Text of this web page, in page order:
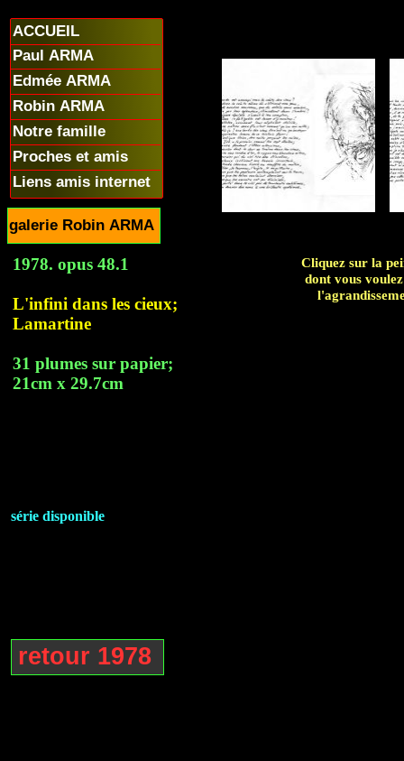
Cliquez sur la
dont vous
1978. opus 48.1
L'infini dans les cieux;
Lamartine
31 plumes sur papier;
21cm x 29.7cm
série disponible
retour 1978
ACCUEIL
Paul ARMA
Edmée ARMA
Robin ARMA
Notre famille
Proches et amis
Liens amis internet
galerie Robin ARMA